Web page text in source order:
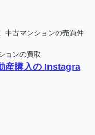
古マンションの売買仲
ンの買取
産購入の Instagra